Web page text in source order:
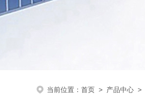
当前位置： 首页 > 产品中心 >